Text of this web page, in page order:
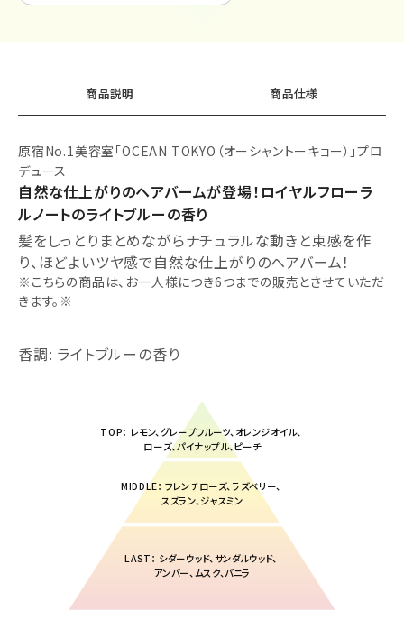
商品説明 商品仕様
原宿No.1美容室「OCEAN TOKYO（オーシャントーキョー）」プロ
デュース
自然な仕上がりのヘアバームが登場！ロイヤルフローラ
ルノートのライトブルーの香り
髪をしっとりまとめながらナチュラルな動きと束感を作
り、ほどよいツヤ感で自然な仕上がりのヘアバーム！
※こちらの商品は、お一人様につき6つまでの販売とさせていただ
きます。※
香調: ライトブルーの香り
TOP： レモン、グレープフルーツ、オレンジオイル、
ローズ、パイナップル、ピーチ
MIDDLE： フレンチローズ、ラズベリー、
スズラン、ジャスミン
LAST： シダーウッド、サンダルウッド、
アンバー、ムスク、バニラ